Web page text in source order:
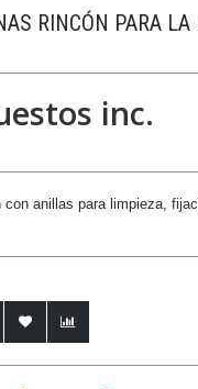
RINCÓN PARA
inc.
con anillas para limpieza,